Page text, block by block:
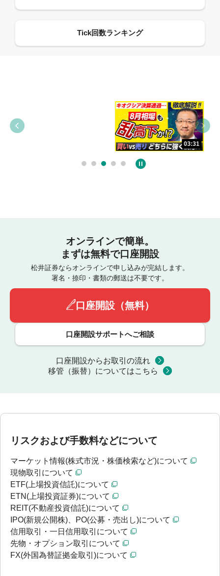
03:31
オンラインで簡単。
まずは無料で口座開設
松井証券ならオンラインで申し込みが完結します。
署名・捺印・書類の郵送は不要です。
口座開設（無料）
口座開設サポートへご相談
口座開設からお取引の流れ
移管（振替）についてはこちら
リスクおよび手数料などについて
マーケット情報(株式市況・株価検索など)について
現物取引について
ETF(上場投資信託)について
ETN(上場投資証券)について
REIT(不動産投資信託)について
IPO(新規公開株)、PO(公募・売出し)について
信用取引・一日信用取引について
先物・オプション取引について
FX(外国為替証拠金取引)について